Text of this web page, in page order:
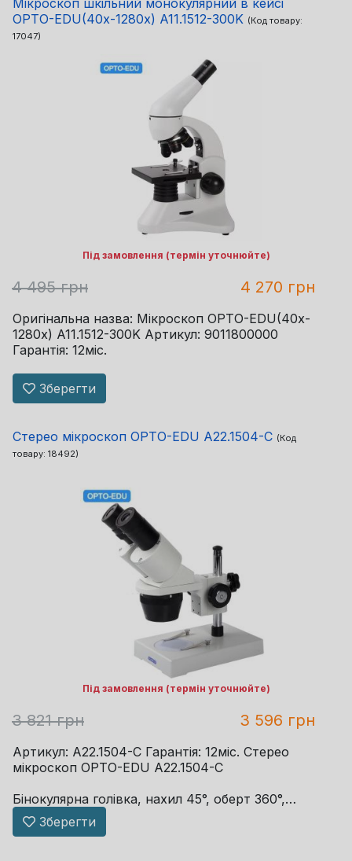
OPTO-EDU(40x-1280x) A11.1512-300K (Код товару:
17047)
Під замовлення (термін уточнюйте)
4 495 грн 4 270 грн
Оригінальна назва: Мікроскоп OPTO-EDU(40x-
1280x) A11.1512-300K Артикул: 9011800000
Гарантія: 12міс.
Зберегти
Стерео мікроскоп OPTO-EDU A22.1504-C (Код
товару: 18492)
Під замовлення (термін уточнюйте)
3 821 грн 3 596 грн
Артикул: A22.1504-C Гарантія: 12міс. Стерео
мікроскоп OPTO-EDU A22.1504-C
Бінокулярна голівка, нахил 45°, оберт 360°,
налаштування відстані між окулярами 55-75 мм
Зберегти